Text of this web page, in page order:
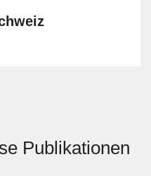
Publikationen